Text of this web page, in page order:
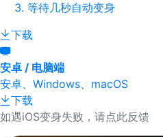
等待几秒自动变身
下载
安卓 / 电脑端
安卓、Windows、macOS
下载
如遇iOS变身失败，请点此反馈